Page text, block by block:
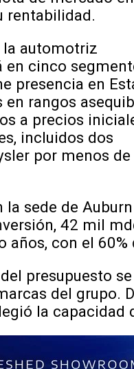
rentabilidad.
la automotriz
cinco
presencia en
rangos
a precios
incluidos dos
por menos de
la sede de
42 mil
años, con el
presupuesto
del grupo.
la capacidad